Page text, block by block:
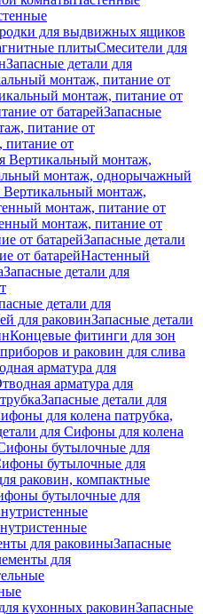
для выдвижных ящиков
плитыСмесители для
Запасные детали для
монтаж, питание от
монтаж, питание от
от батарейЗапасные
питание от
от
Вертикальный монтаж,
монтаж, однорычажный
Вертикальный монтаж,
монтаж, питание от
монтаж, питание от
от батарейЗапасные детали
от батарейНастенный
Запасные детали для
детали для
для раковинЗапасные детали
Концевые фитинги для зон
и раковин для слива
арматура для
арматура для
Запасные детали для
для колена патрубка,
для Сифоны для колена
бутылочные для
бутылочные для
раковин, компактные
бутылочные для
для раковиныЗапасные
для
кухонных раковинЗапасные